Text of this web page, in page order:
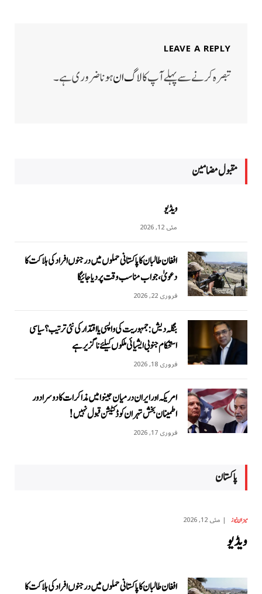
LEAVE A REPLY
تبصرہ کرنے سے پہلے آپ کالاگ انہونا ضروری ہے۔
مقبول مضامين
ویڈیو
مئی 12, 2026
افغان طالبان کا پاکستانی حملوں میں درجنوں افراد کی ہلاکت کا
دعویٰ، جواب مناسب وقت پر دیا جائیگا
فروری 22, 2026
بنگلہ دیش: جمہوریت کی واپسی یا اقتدار کی نئی ترتیب؟ سیاسی
استحکام جنوبی ایشیائی ملکوں کیلئے ناگزیر ہے
فروری 18, 2026
امریکہ اور ایران درمیان جینوا میں مذاکرات کا دوسرا دور
اطمینان بخش تہران کو ڈکٹیشن قبول نہیں!
فروری 17, 2026
پاکستان
میزان نیوز مئی 12, 2026
ویڈیو
افغان طالبان کا پاکستانی حملوں میں درجنوں افراد کی ہلاکت کا